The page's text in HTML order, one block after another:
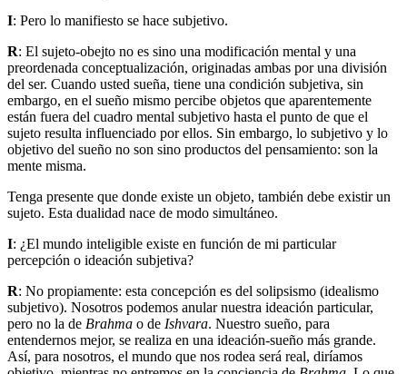
I: Pero lo manifiesto se hace subjetivo.
R: El sujeto-obejto no es sino una modificación mental y una
preordenada conceptualización, originadas ambas por una división
del ser. Cuando usted sueña, tiene una condición subjetiva, sin
embargo, en el sueño mismo percibe objetos que aparentemente
están fuera del cuadro mental subjetivo hasta el punto de que el
sujeto resulta influenciado por ellos. Sin embargo, lo subjetivo y lo
objetivo del sueño no son sino productos del pensamiento: son la
mente misma.
Tenga presente que donde existe un objeto, también debe existir un
sujeto. Esta dualidad nace de modo simultáneo.
I: ¿El mundo inteligible existe en función de mi particular
percepción o ideación subjetiva?
R: No propiamente: esta concepción es del solipsismo (idealismo
subjetivo). Nosotros podemos anular nuestra ideación particular,
pero no la de Brahma o de Ishvara. Nuestro sueño, para
entendernos mejor, se realiza en una ideación-sueño más grande.
Así, para nosotros, el mundo que nos rodea será real, diríamos